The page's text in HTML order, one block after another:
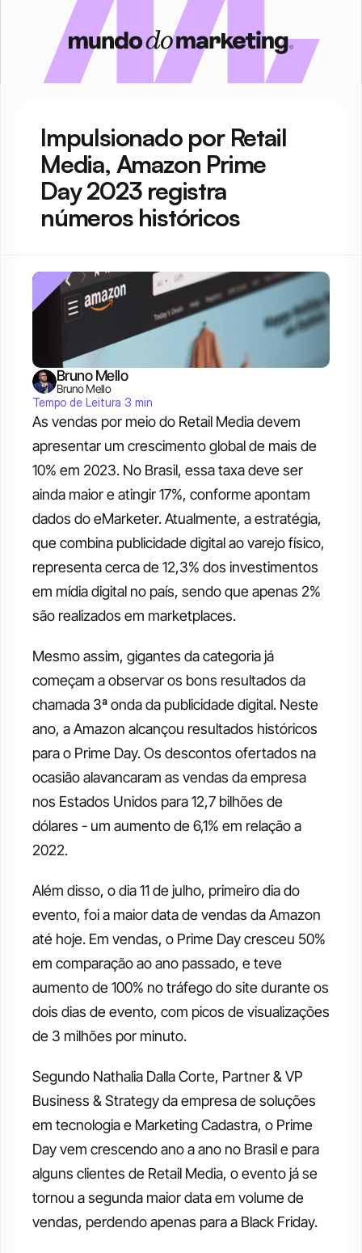
Impulsionado por Retail
Media, Amazon Prime
Day 2023 registra
números históricos
As vendas por meio do Retail Media devem
apresentar um crescimento global de mais de
10% em 2023. No Brasil, essa taxa deve ser
ainda maior e atingir 17%, conforme apontam
dados do eMarketer. Atualmente, a estratégia,
que combina publicidade digital ao varejo físico,
representa cerca de 12,3% dos investimentos
em mídia digital no país, sendo que apenas 2%
são realizados em marketplaces.
Mesmo assim, gigantes da categoria já
começam a observar os bons resultados da
chamada 3ª onda da publicidade digital. Neste
ano, a Amazon alcançou resultados históricos
para o Prime Day. Os descontos ofertados na
ocasião alavancaram as vendas da empresa
nos Estados Unidos para 12,7 bilhões de
dólares - um aumento de 6,1% em relação a
2022.
Além disso, o dia 11 de julho, primeiro dia do
evento, foi a maior data de vendas da Amazon
até hoje. Em vendas, o Prime Day cresceu 50%
em comparação ao ano passado, e teve
aumento de 100% no tráfego do site durante os
dois dias de evento, com picos de visualizações
de 3 milhões por minuto.
Segundo Nathalia Dalla Corte, Partner & VP
Business & Strategy da empresa de soluções
em tecnologia e Marketing Cadastra, o Prime
Day vem crescendo ano a ano no Brasil e para
alguns clientes de Retail Media, o evento já se
tornou a segunda maior data em volume de
vendas, perdendo apenas para a Black Friday.
Bruno Mello
Bruno Mello
Tempo de Leitura 3 min